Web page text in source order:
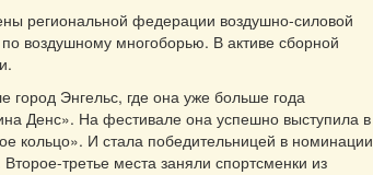
региональной федерации воздушно-силовой
воздушному многоборью. В активе сборной
Энгельс, где она уже больше года
Денс». На фестивале она успешно выступила в
кольцо». И стала победительницей в номинации
третье места заняли спортсменки из